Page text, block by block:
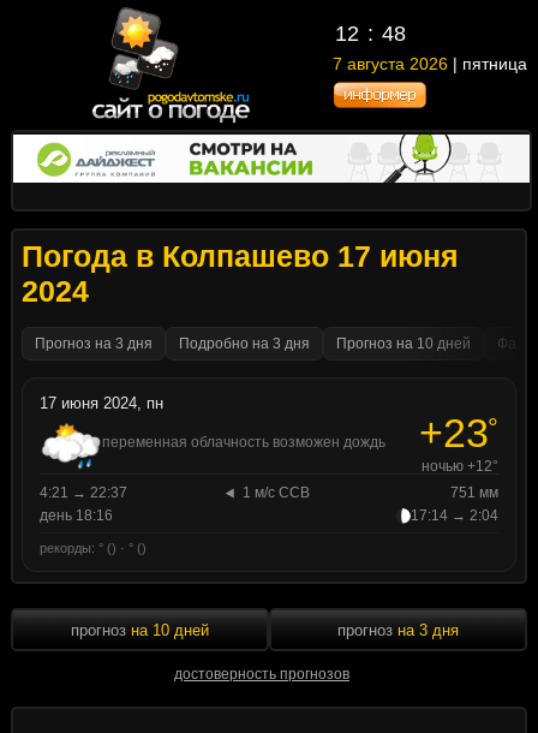
12 48
7 августа 2026 | пятница
Погода в Колпашево 17 июня
2024
Прогноз на 3 дня Подробно на 3 дня Прогноз на 10 дней
17 июня 2024, пн
переменная облачность возможен дождь +23°
ночью +12°
4:21 → 22:37
1 м/с ССВ
751 мм
день 18:16
17:14 → 2:04
рекорды: ° () · ° ()
прогноз на 10 дней
достоверность прогнозов
прогноз на 3 дня